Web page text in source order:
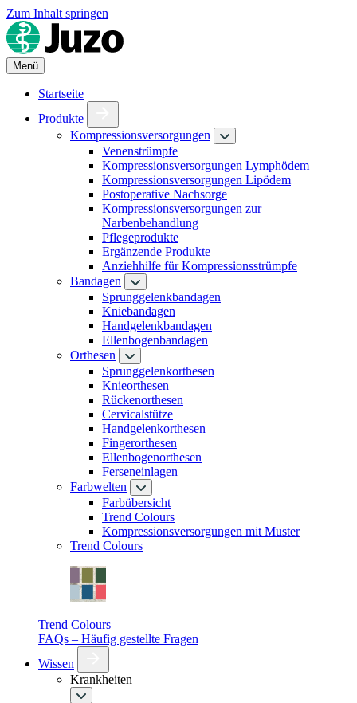
Zum Inhalt springen
Menü
Startseite
Produkte
Kompressionsversorgungen
Venenstrümpfe
Kompressionsversorgungen Lymphödem
Kompressionsversorgungen Lipödem
Postoperative Nachsorge
Kompressionsversorgungen zur
Narbenbehandlung
Pflegeprodukte
Ergänzende Produkte
Anziehhilfe für Kompressionsstrümpfe
Bandagen
Sprunggelenkbandagen
Kniebandagen
Handgelenkbandagen
Ellenbogenbandagen
Orthesen
Sprunggelenkorthesen
Knieorthesen
Rückenorthesen
Cervicalstütze
Handgelenkorthesen
Fingerorthesen
Ellenbogenorthesen
Ferseneinlagen
Farbwelten
Farbübersicht
Trend Colours
Kompressionsversorgungen mit Muster
Trend Colours
Trend Colours
FAQs – Häufig gestellte Fragen
Wissen
Krankheiten